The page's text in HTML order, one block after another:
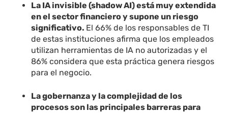
La IA invisible (shadow AI) está muy extendida
en el sector financiero y supone un riesgo
significativo. El 66% de los responsables de TI
de estas instituciones afirma que los empleados
utilizan herramientas de IA no autorizadas y el
86% considera que esta práctica genera riesgos
para el negocio.
La gobernanza y la complejidad de los
procesos son las principales barreras para